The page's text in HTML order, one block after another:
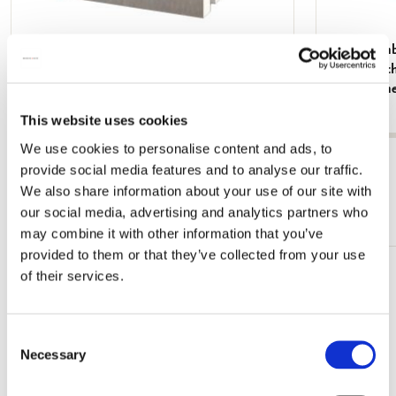
This website uses cookies
We use cookies to personalise content and ads, to
provide social media features and to analyse our traffic.
We also share information about your use of our site with
our social media, advertising and analytics partners who
may combine it with other information that you’ve
provided to them or that they’ve collected from your use
of their services.
Selection
Necessary
White
Alle anzeigen von Kartensets
Mehr von Quadratische Kartensets